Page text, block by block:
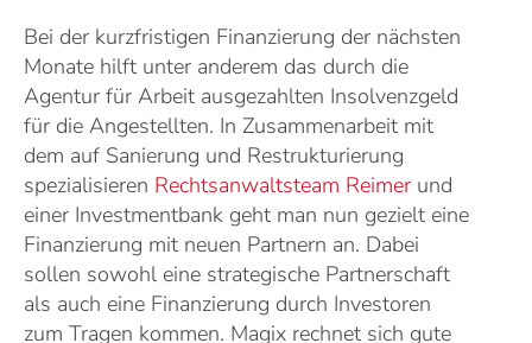
Bei der kurzfristigen Finanzierung der nächsten
Monate hilft unter anderem das durch die
Agentur für Arbeit ausgezahlten Insolvenzgeld
für die Angestellten. In Zusammenarbeit mit
dem auf Sanierung und Restrukturierung
spezialisieren Rechtsanwaltsteam Reimer und
einer Investmentbank geht man nun gezielt eine
Finanzierung mit neuen Partnern an. Dabei
sollen sowohl eine strategische Partnerschaft
als auch eine Finanzierung durch Investoren
zum Tragen kommen. Magix rechnet sich gute